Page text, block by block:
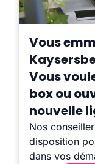
Vous
Vous
box ou
nouvelle
Nos
disposition
dans vos